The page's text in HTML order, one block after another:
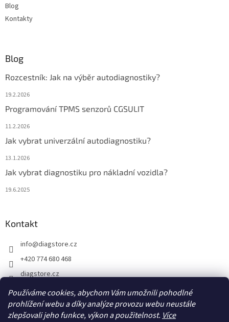
Používáme cookies, abychom Vám umožnili pohodlné
prohlížení webu a díky analýze provozu webu neustále
zlepšovali jeho funkce, výkon a použitelnost. Více
Blog
Kontakty
Blog
Rozcestník: Jak na výběr autodiagnostiky?
19.2.2026
Programování TPMS senzorů CGSULIT
11.2.2026
Jak vybrat univerzální autodiagnostiku?
13.1.2026
Jak vybrat diagnostiku pro nákladní vozidla?
19.6.2025
Kontakt
info@diagstore.cz
+420 774 680 468
diagstore.cz
diagstorecz
diagstore
@diagstorecz